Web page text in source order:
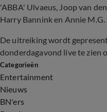
'ABBA' Ulvaeus, Joop van
Harry Bannink en Annie M.G.
De uitreiking wordt
donderdagavond live te zien
Categorieën
Entertainment
Nieuws
BN'ers